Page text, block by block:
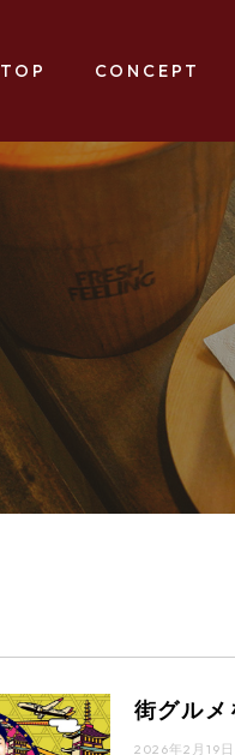
TOP CONCEPT
街グルメ
2026年2月19日